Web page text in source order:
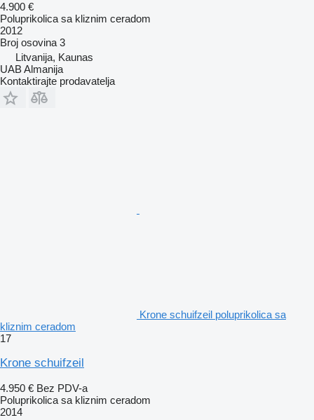
4.900 €
Poluprikolica sa kliznim ceradom
2012
Broj osovina 3
Litvanija, Kaunas
UAB Almanija
Kontaktirajte prodavatelja
Krone schuifzeil poluprikolica sa
kliznim ceradom
17
Krone schuifzeil
4.950 € Bez PDV-a
Poluprikolica sa kliznim ceradom
2014